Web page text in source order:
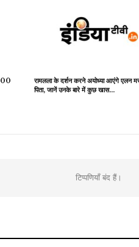
रामलला के दर्शन करने अयोध्या आएंगे एलन
पिता, जानें उनके बारे में कुछ खास…
टिप्पणियाँ बंद हैं।